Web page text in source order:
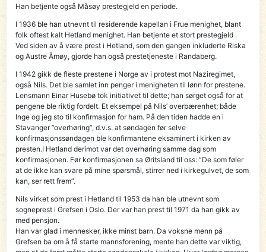
Han betjente også Måsøy preste­gjeld en periode.
I 1936 ble han utnevnt til residerende kapellan i Frue menighet, blant
folk oftest kalt Hetland menighet. Han betjente et stort prestegjeld .
Ved siden av å være prest i Hetland, som den gangen inkluderte Riska
og Austre Åmøy, gjorde han også prestetjeneste i Randa­berg.
I 1942 gikk de fleste prestene i Norge av i protest mot Naziregimet,
også Nils. Det ble samlet inn penger i menigheten til lønn for prestene.
Lensmann Einar Husebø tok initiativet til dette; han sørget også for at
pengene ble riktig fordelt. Et eksempel på Nils’ overbærenhet; både
Inge og jeg sto til konfirmasjon for ham. På den tiden hadde en i
Stavanger ”over­hør­ing”, d.v.s. at søndagen før selve
konfirmasjonssøndagen ble konfirmantene eksaminert i kirken av
presten.I Hetland derimot var det overhøring samme dag som
konfirmasjonen. Før konfir­ma­sjonen sa Øritsland til oss: ”De som føler
at de ikke kan svare på mine spørsmål, stirrer ned i kirkegulvet, de som
kan, ser rett frem”.
Nils virket som prest i Hetland til 1953 da han ble utnevnt som
sogneprest i Grefsen i Oslo. Der var han prest til 1971 da han gikk av
med pensjon.
Han var glad i mennesker, ikke minst barn. Da voksne menn på
Grefsen ba om å få starte mannsforening, mente han dette var viktig,